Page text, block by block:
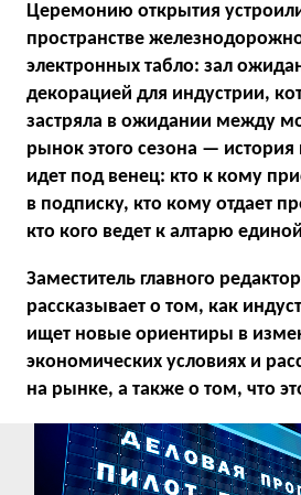
Церемонию открытия
пространстве
электронных табло: зал
декорацией для индустрии,
застряла в ожидании между
рынок этого сезона — история
идет под венец: кто к кому
в подписку, кто кому отдает
кто кого ведет к алтарю
Заместитель главного
рассказывает о том, как
ищет новые ориентиры в
экономических условиях и
на рынке, а также о том, что